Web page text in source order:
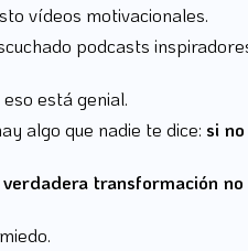
vídeos motivacionales.
podcasts
está genial.
algo que nadie te dice: si
transformación